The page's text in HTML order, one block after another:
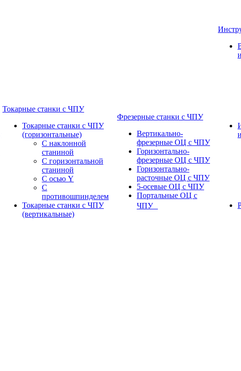
Токарные станки с ЧПУ
Токарные станки с ЧПУ
(горизонтальные)
С наклонной
станиной
С горизонтальной
станиной
С осью Y
С
противошпинделем
Токарные станки с ЧПУ
(вертикальные)
Фрезерные станки с ЧПУ
Вертикально-
фрезерные ОЦ с ЧПУ
Горизонтально-
фрезерные ОЦ с ЧПУ
Горизонтально-
расточные ОЦ с ЧПУ
5-осевые ОЦ с ЧПУ
Портальные ОЦ с
ЧПУ